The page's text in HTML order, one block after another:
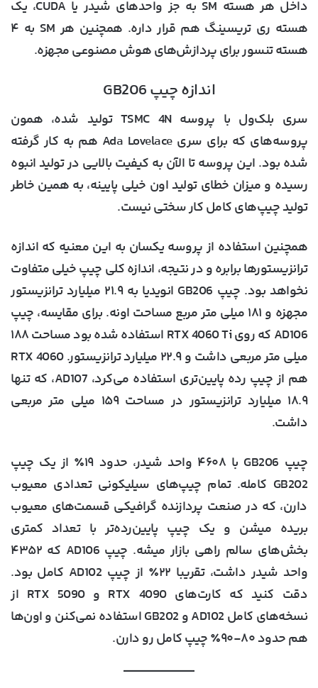
داخل هر هسته SM به جز واحدهای شیدر یا CUDA، یک
هسته ری تریسینگ هم قرار داره. همچنین هر SM به ۴
هسته تنسور برای پردازش‌های هوش مصنوعی مجهزه.
اندازه چیپ GB206
سری بلک‌ول با پروسه TSMC 4N تولید شده، همون
پروسه‌های که برای سری Ada Lovelace هم به کار گرفته
شده بود. این پروسه تا الآن به کیفیت بالایی در تولید انبوه
رسیده و میزان خطای تولید اون خیلی پایینه، به همین خاطر
تولید چیپ‌های کامل کار سختی نیست.
همچنین استفاده از پروسه یکسان به این معنیه که اندازه
ترانزیستورها برابره و در نتیجه، اندازه کلی چیپ خیلی متفاوت
نخواهد بود. چیپ GB206 انویدیا به ۲۱.۹ میلیارد ترانزیستور
مجهزه و ۱۸۱ میلی متر مربع مساحت اونه. برای مقایسه، چیپ
AD106 که روی RTX 4060 Ti استفاده شده بود مساحت ۱۸۸
میلی متر مربعی داشت و ۲۲.۹ میلیارد ترانزیستور. RTX 4060
هم از چیپ رده پایین‌تری استفاده می‌کرد، AD107، که تنها
۱۸.۹ میلیارد ترانزیستور در مساحت ۱۵۹ میلی متر مربعی
داشت.
چیپ GB206 با ۴۶۰۸ واحد شیدر، حدود ۱۹٪ از یک چیپ
GB202 کامله. تمام چیپ‌های سیلیکونی تعدادی معیوب
دارن، که در صنعت پردازنده گرافیکی قسمت‌های معیوب
بریده میشن و یک چیپ پایین‌رده‌تر با تعداد کمتری
بخش‌های سالم راهی بازار میشه. چیپ AD106 که ۴۳۵۲
واحد شیدر داشت، تقریبا ۲۲٪ از چیپ AD102 کامل بود.
دقت کنید که کارت‌های RTX 4090 و RTX 5090 از
نسخه‌های کامل AD102 و GB202 استفاده نمی‌کنن و اون‌ها
هم حدود ۸۰-۹۰٪ چیپ کامل رو دارن.